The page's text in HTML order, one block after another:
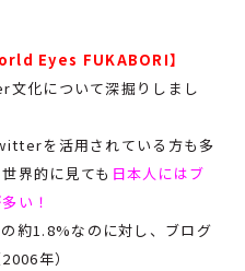
Eyes FUKABORI】
化について深掘りしまし
を活用されている方も多
界的に見ても 日本人にはブ
い！
約1.8%なのに対し、ブログ
年）